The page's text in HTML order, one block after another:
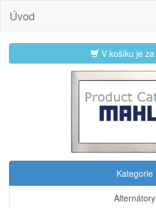
Úvod
V košíku je za
Kategorie
Alternátory